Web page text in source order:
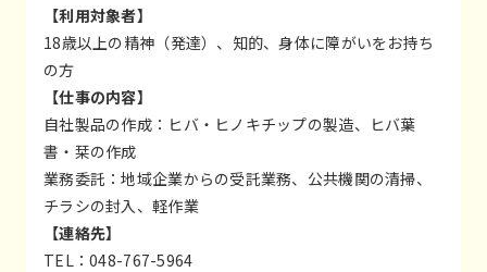
【利用対象者】
18歳以上の精神（発達）、知的、身体に障がいをお持ち
の方
【仕事の内容】
自社製品の作成：ヒバ・ヒノキチップの製造、ヒバ葉
書・栞の作成
業務委託：地域企業からの受託業務、公共機関の清掃、
チラシの封入、軽作業
【連絡先】
TEL：048-767-5964